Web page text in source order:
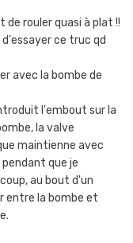
rouler quasi à plat !!
ce truc qd
avec la bombe de
l'embout sur la
la valve
maintienne avec
que je
au bout d'un
entre la bombe et